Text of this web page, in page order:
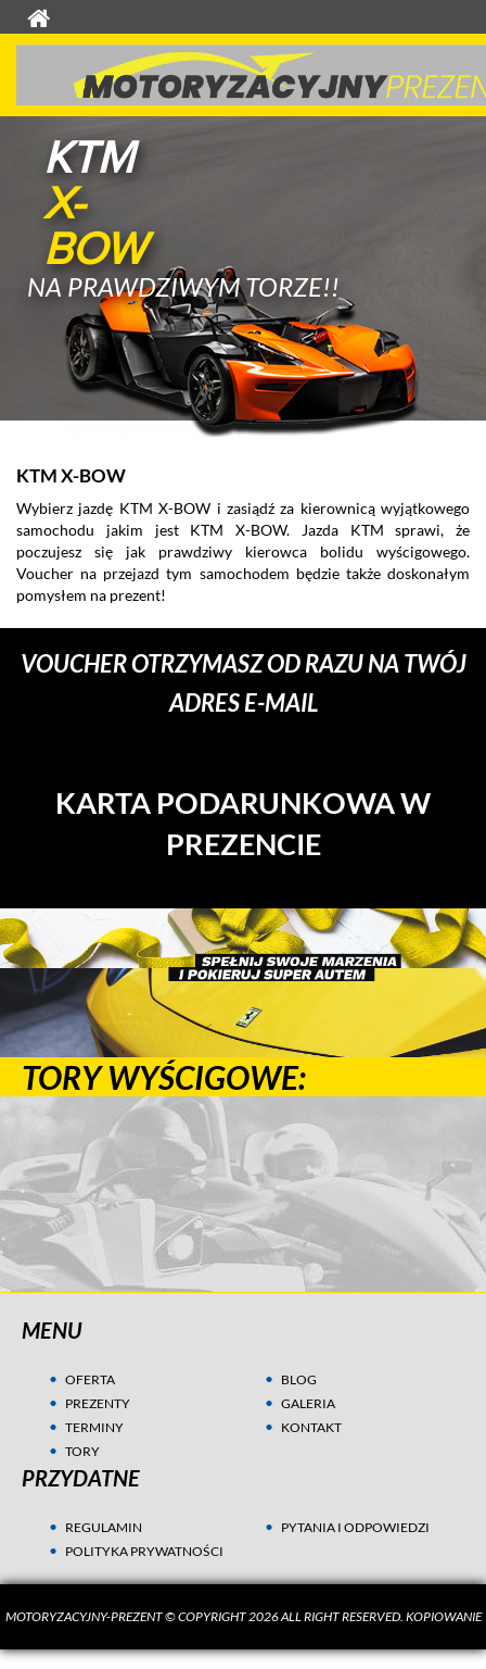
KTM
X-
BOW
NA PRAWDZIWYM TORZE!!
KTM X-BOW
Wybierz jazdę KTM X-BOW i zasiądź za kierownicą wyjątkowego
samochodu jakim jest KTM X-BOW. Jazda KTM sprawi, że
poczujesz się jak prawdziwy kierowca bolidu wyścigowego.
Voucher na przejazd tym samochodem będzie także doskonałym
pomysłem na prezent!
VOUCHER OTRZYMASZ OD RAZU NA TWÓJ
ADRES E-MAIL
KARTA PODARUNKOWA W
PREZENCIE
TORY WYŚCIGOWE:
MENU
OFERTA
PREZENTY
TERMINY
TORY
BLOG
GALERIA
KONTAKT
PRZYDATNE
REGULAMIN
POLITYKA PRYWATNOŚCI
PYTANIA I ODPOWIEDZI
MOTORYZACYJNY-PREZENT © COPYRIGHT 2026 ALL RIGHT RESERVED. KOPIOWANIE